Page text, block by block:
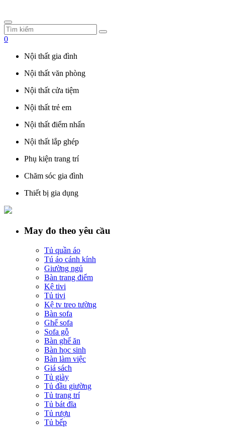
0
Nội thất gia đình
Nội thất văn phòng
Nội thất cửa tiệm
Nội thất trẻ em
Nội thất điểm nhấn
Nội thất lắp ghép
Phụ kiện trang trí
Chăm sóc gia đình
Thiết bị gia dụng
May đo theo yêu cầu
Tủ quần áo
Tú áo cánh kính
Giường ngủ
Bàn trang điểm
Kệ tivi
Tủ tivi
Kệ tv treo tường
Bàn sofa
Ghế sofa
Sofa gỗ
Bàn ghế ăn
Bàn học sinh
Bàn làm việc
Giá sách
Tủ giày
Tủ đầu giường
Tủ trang trí
Tủ bát đĩa
Tủ rượu
Tủ bếp